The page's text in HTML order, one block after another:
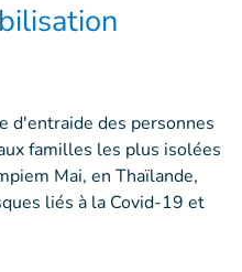
d'entraide des personnes
familles les plus isolées
Mai, en Thaïlande,
liés à la Covid-19 et